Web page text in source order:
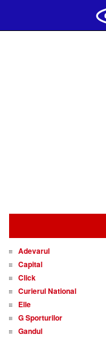
Adevarul
Capital
Click
Curierul National
Elle
G Sporturilor
Gandul